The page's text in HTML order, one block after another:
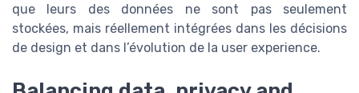
que leurs des données ne sont pas seulement
stockées, mais réellement intégrées dans les décisions
de design et dans l’évolution de la user experience.